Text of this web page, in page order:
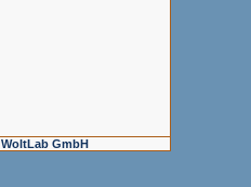
WoltLab GmbH